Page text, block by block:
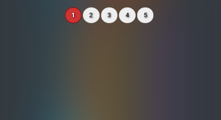
말했다.안겔로풀로스는 최근 팟캐스트
'20VC'와 인터뷰에서 기업들이 AI의 미래
1 2 3 4 5